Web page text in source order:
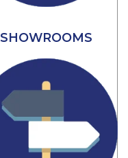
SHOWROOMS